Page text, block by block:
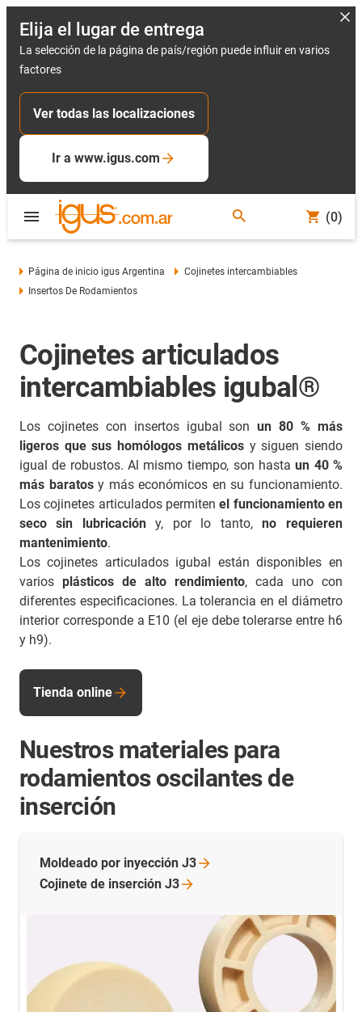
Elija el lugar de entrega
La selección de la página de país/región puede influir en varios
factores
Ver todas las localizaciones
Ir a www.igus.com
(0)
Página de inicio igus Argentina
Cojinetes intercambiables
Insertos De Rodamientos
Cojinetes articulados
intercambiables igubal®
Los cojinetes con insertos igubal sonun 80 % más
ligeros que sus homólogos metálicosy siguen siendo
igual de robustos. Al mismo tiempo, son hastaun 40 %
más baratosy más económicos en su funcionamiento.
Los cojinetes articulados permitenel funcionamiento en
seco sin lubricación y, por lo tanto,no requieren
mantenimiento.
Los cojinetes articulados igubal están disponibles en
varios plásticos de alto rendimiento, cada uno con
diferentes especificaciones. La tolerancia en el diámetro
interior corresponde a E10 (el eje debe tolerarse entre h6
y h9).
Tienda online
Nuestros materiales para
rodamientos oscilantes de
inserción
Moldeado por inyección J3
Cojinete de inserción J3